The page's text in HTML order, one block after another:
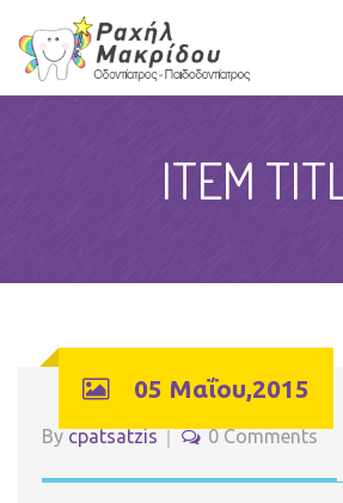
ITEM
05 Μαΐου,2015
Bycpatsatzis 0 Comments